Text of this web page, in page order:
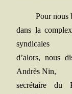
Pour nous
dans la
syndicales
d’alors, nous
Andrès Nin,
secré­taire du